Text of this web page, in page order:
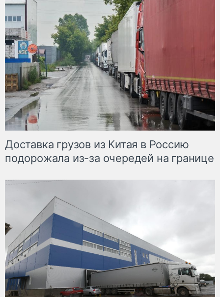
Доставка грузов из Китая в Россию
подорожала из-за очередей на границе